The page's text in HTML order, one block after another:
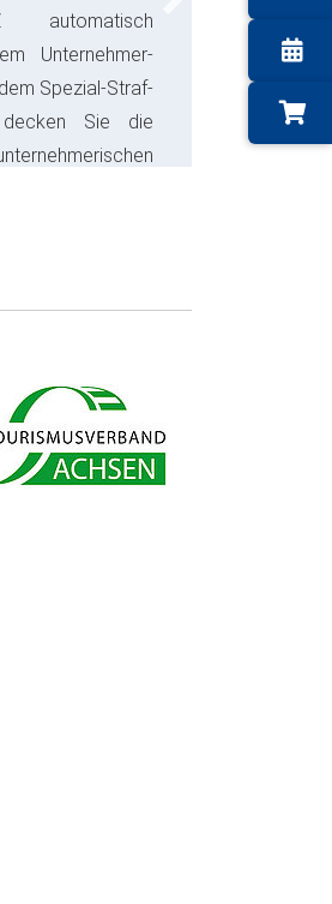
automatisch
Unternehmer-
Spezial-Straf-
decken Sie die